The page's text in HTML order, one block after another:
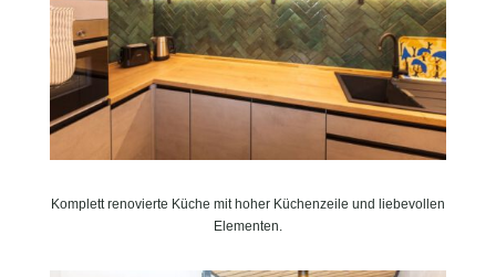
Komplett renovierte Küche mit hoher Küchenzeile und liebevollen
Elementen.